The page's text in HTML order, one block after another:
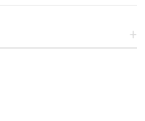
+